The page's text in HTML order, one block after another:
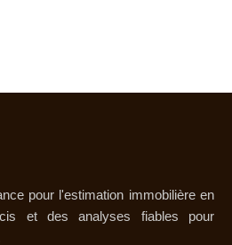
pour l'estimation immobilière en
et des analyses fiables pour